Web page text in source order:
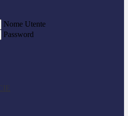
Nome Utente
Password